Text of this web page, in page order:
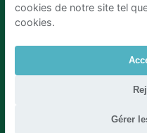
Parking
cookies de notre site tel
cookies.
Gérer